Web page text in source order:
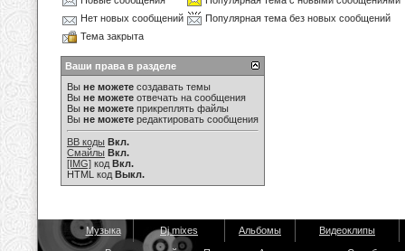
Нет новых сообщений
Популярная тема без новых сообщений
Тема закрыта
Ваши права в разделе
Вы не можете создавать темы
Вы не можете отвечать на сообщения
Вы не можете прикреплять файлы
Вы не можете редактировать сообщения
BB коды Вкл.
Смайлы Вкл.
[IMG] код Вкл.
HTML код Выкл.
Музыка Dj mixes Альбомы Видеоклипы